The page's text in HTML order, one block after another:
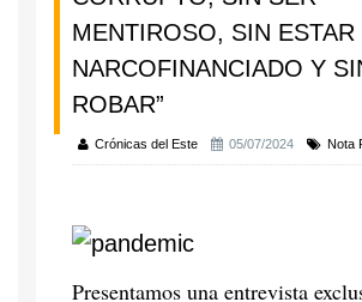
MENTIROSO, SIN ESTAR
NARCOFINANCIADO Y
ROBAR”
Crónicas del Este 05/07/2024 Nota
Presentamos una entrevista